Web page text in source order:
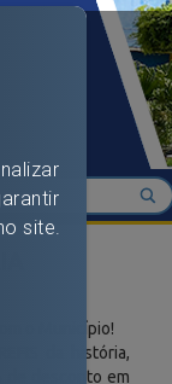
o Município!
da história,
de desconto em